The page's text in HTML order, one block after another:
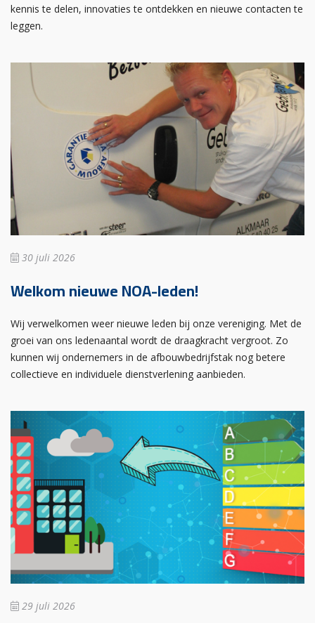
kennis te delen, innovaties te ontdekken en nieuwe contacten te
leggen.
30 juli 2026
Welkom nieuwe NOA-leden!
Wij verwelkomen weer nieuwe leden bij onze vereniging. Met de
groei van ons ledenaantal wordt de draagkracht vergroot. Zo
kunnen wij ondernemers in de afbouwbedrijfstak nog betere
collectieve en individuele dienstverlening aanbieden.
29 juli 2026